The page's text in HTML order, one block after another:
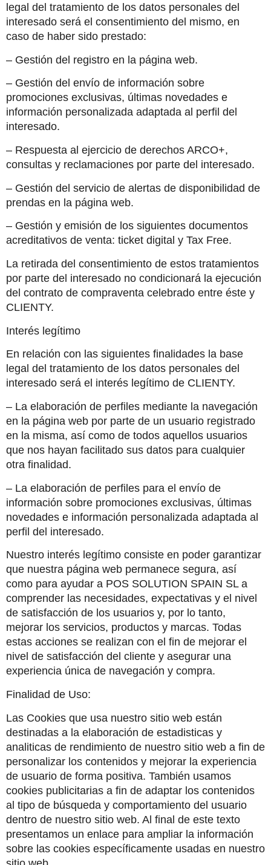
legal del tratamiento de los datos personales del
interesado será el consentimiento del mismo, en
caso de haber sido prestado:
– Gestión del registro en la página web.
– Gestión del envío de información sobre
promociones exclusivas, últimas novedades e
información personalizada adaptada al perfil del
interesado.
– Respuesta al ejercicio de derechos ARCO+,
consultas y reclamaciones por parte del interesado.
– Gestión del servicio de alertas de disponibilidad de
prendas en la página web.
– Gestión y emisión de los siguientes documentos
acreditativos de venta: ticket digital y Tax Free.
La retirada del consentimiento de estos tratamientos
por parte del interesado no condicionará la ejecución
del contrato de compraventa celebrado entre éste y
CLIENTY.
Interés legítimo
En relación con las siguientes finalidades la base
legal del tratamiento de los datos personales del
interesado será el interés legítimo de CLIENTY.
– La elaboración de perfiles mediante la navegación
en la página web por parte de un usuario registrado
en la misma, así como de todos aquellos usuarios
que nos hayan facilitado sus datos para cualquier
otra finalidad.
– La elaboración de perfiles para el envío de
información sobre promociones exclusivas, últimas
novedades e información personalizada adaptada al
perfil del interesado.
Nuestro interés legítimo consiste en poder garantizar
que nuestra página web permanece segura, así
como para ayudar a POS SOLUTION SPAIN SL a
comprender las necesidades, expectativas y el nivel
de satisfacción de los usuarios y, por lo tanto,
mejorar los servicios, productos y marcas. Todas
estas acciones se realizan con el fin de mejorar el
nivel de satisfacción del cliente y asegurar una
experiencia única de navegación y compra.
Finalidad de Uso:
Las Cookies que usa nuestro sitio web están
destinadas a la elaboración de estadisticas y
analiticas de rendimiento de nuestro sitio web a fin de
personalizar los contenidos y mejorar la experiencia
de usuario de forma positiva. También usamos
cookies publicitarias a fin de adaptar los contenidos
al tipo de búsqueda y comportamiento del usuario
dentro de nuestro sitio web. Al final de este texto
presentamos un enlace para ampliar la información
sobre las cookies específicamente usadas en nuestro